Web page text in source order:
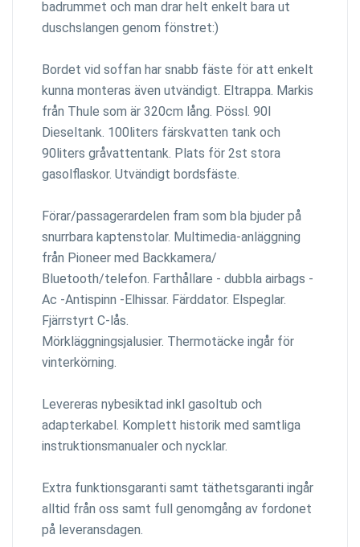
badrummet och man drar helt enkelt bara ut
duschslangen genom fönstret:)
Bordet vid soffan har snabb fäste för att enkelt
kunna monteras även utvändigt. Eltrappa. Markis
från Thule som är 320cm lång. Pössl. 90l
Dieseltank. 100liters färskvatten tank och
90liters gråvattentank. Plats för 2st stora
gasolflaskor. Utvändigt bordsfäste.
Förar/passagerardelen fram som bla bjuder på
snurrbara kaptenstolar. Multimedia-anläggning
från Pioneer med Backkamera/
Bluetooth/telefon. Farthållare - dubbla airbags -
Ac -Antispinn -Elhissar. Färddator. Elspeglar.
Fjärrstyrt C-lås.
Mörkläggningsjalusier. Thermotäcke ingår för
vinterkörning.
Levereras nybesiktad inkl gasoltub och
adapterkabel. Komplett historik med samtliga
instruktionsmanualer och nycklar.
Extra funktionsgaranti samt täthetsgaranti ingår
alltid från oss samt full genomgång av fordonet
på leveransdagen.